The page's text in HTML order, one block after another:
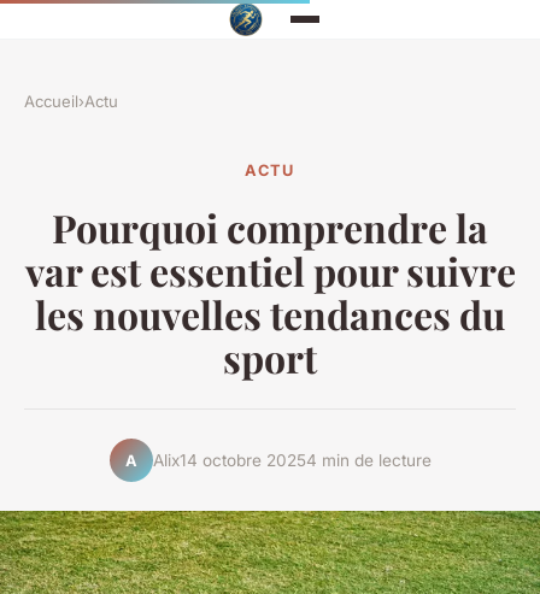
Accueil›Actu
ACTU
Pourquoi comprendre la
var est essentiel pour suivre
les nouvelles tendances du
sport
A Alix14 octobre 20254 min de lecture